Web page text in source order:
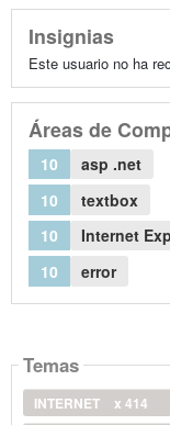
Insignias
Este usuario no ha
Áreas de
10
asp .net
10
textbox
10
Internet
10
error
Temas
INTERNET
x 414